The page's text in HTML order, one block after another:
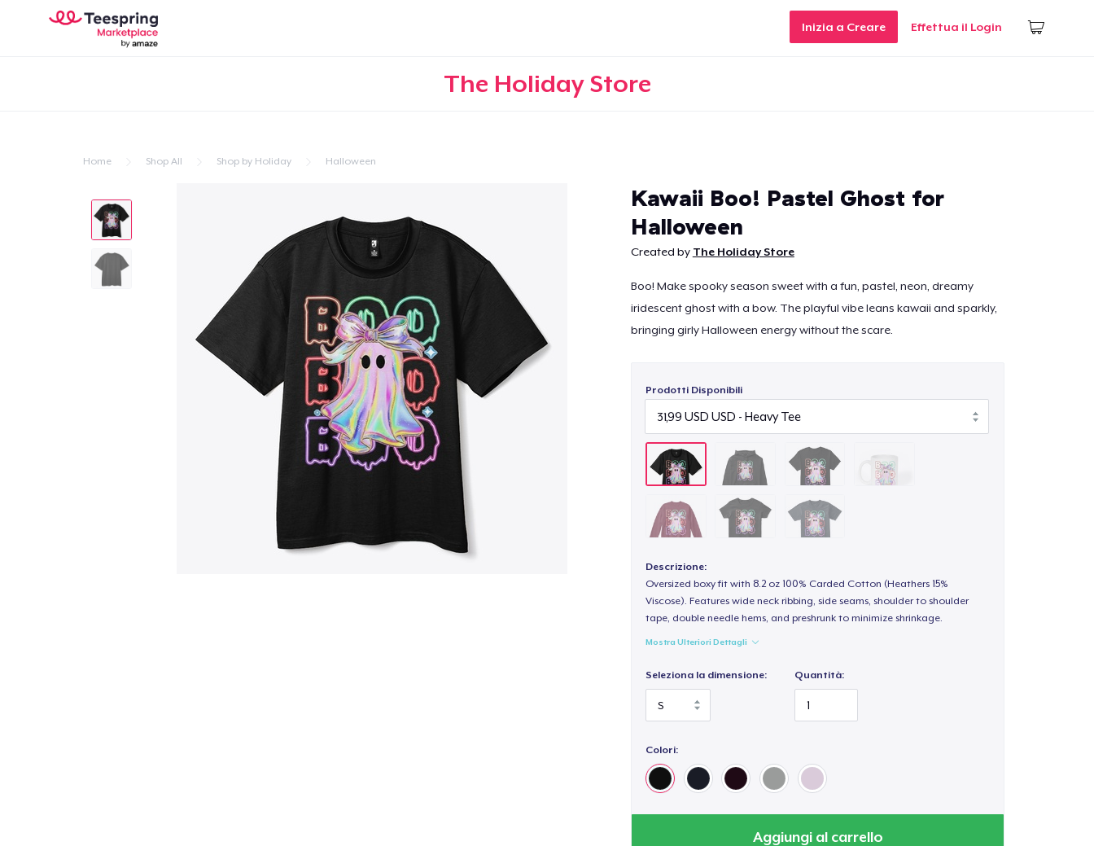
Inizia a Creare Effettua il Login
The Holiday Store
Home Shop All Shop by Holiday Halloween
Kawaii Boo! Pastel Ghost for
Halloween
Created by The Holiday Store
Boo! Make spooky season sweet with a fun, pastel, neon, dreamy
iridescent ghost with a bow. The playful vibe leans kawaii and sparkly,
bringing girly Halloween energy without the scare.
Prodotti Disponibili
Descrizione:
Oversized boxy fit with 8.2 oz 100% Carded Cotton (Heathers 15%
Viscose). Features wide neck ribbing, side seams, shoulder to shoulder
tape, double needle hems, and preshrunk to minimize shrinkage.
Mostra Ulteriori Dettagli
Seleziona la dimensione: Quantità:
Colori:
Aggiungi al carrello